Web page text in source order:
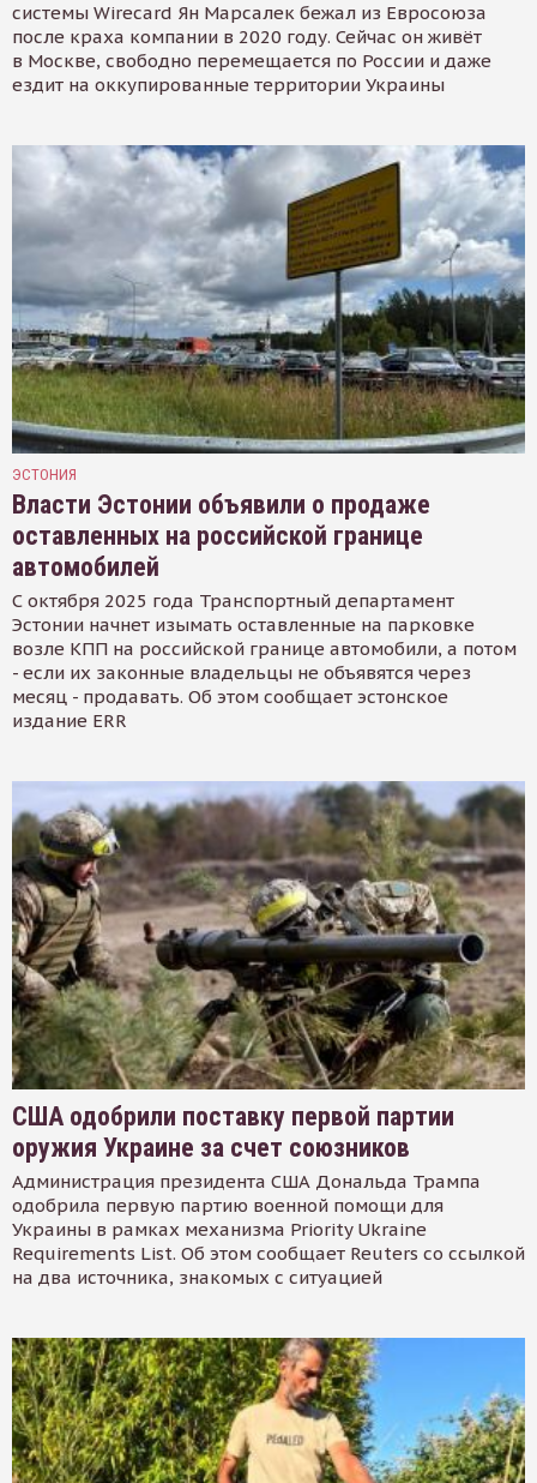
системы Wirecard Ян Марсалек бежал из Евросоюза
после краха компании в 2020 году. Сейчас он живёт
в Москве, свободно перемещается по России и даже
ездит на оккупированные территории Украины
ЭСТОНИЯ
Власти Эстонии объявили о продаже
оставленных на российской границе
автомобилей
С октября 2025 года Транспортный департамент
Эстонии начнет изымать оставленные на парковке
возле КПП на российской границе автомобили, а потом
- если их законные владельцы не объявятся через
месяц - продавать. Об этом сообщает эстонское
издание ERR
США одобрили поставку первой партии
оружия Украине за счет союзников
Администрация президента США Дональда Трампа
одобрила первую партию военной помощи для
Украины в рамках механизма Priority Ukraine
Requirements List. Об этом сообщает Reuters со ссылкой
на два источника, знакомых с ситуацией